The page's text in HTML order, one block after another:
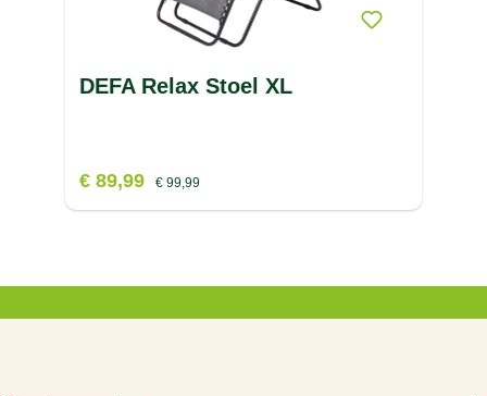
DEFA Relax Stoel XL
€ 89,99 € 99,99